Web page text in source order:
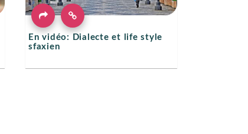
En vidéo: Dialecte et life style
sfaxien